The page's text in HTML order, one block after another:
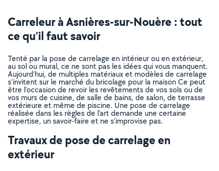
Carreleur à Asnières-sur-Nouère : tout
ce qu’il faut savoir
Tenté par la pose de carrelage en intérieur ou en extérieur,
au sol ou mural, ce ne sont pas les idées qui vous manquent.
Aujourd’hui, de multiples matériaux et modèles de carrelage
s’invitent sur le marché du bricolage pour la maison Ce peut
être l’occasion de revoir les revêtements de vos sols ou de
vos murs de cuisine, de salle de bains, de salon, de terrasse
extérieure et même de piscine. Une pose de carrelage
réalisée dans les règles de l’art demande une certaine
expertise, un savoir-faire et ne s’improvise pas.
Travaux de pose de carrelage en
extérieur